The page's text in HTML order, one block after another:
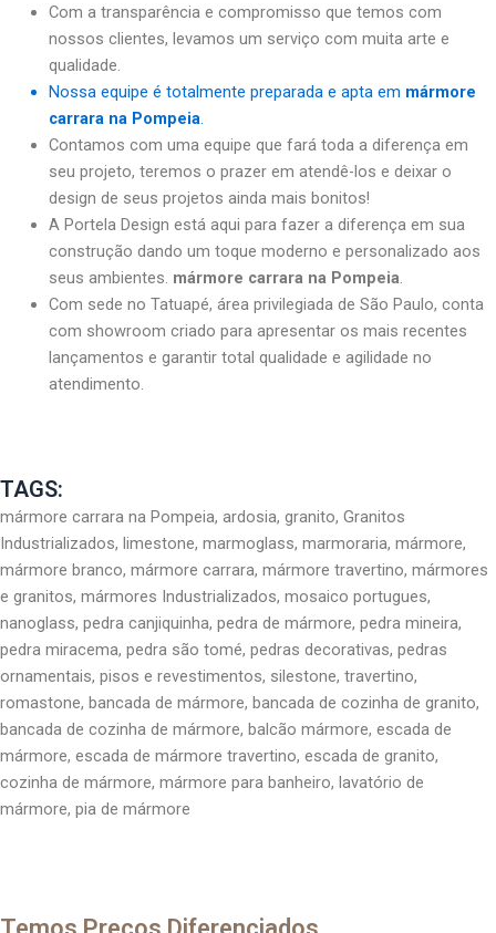
Com a transparência e compromisso que temos com
nossos clientes, levamos um serviço com muita arte e
qualidade.
Nossa equipe é totalmente preparada e apta em mármore
carrara na Pompeia.
Contamos com uma equipe que fará toda a diferença em
seu projeto, teremos o prazer em atendê-los e deixar o
design de seus projetos ainda mais bonitos!
A Portela Design está aqui para fazer a diferença em sua
construção dando um toque moderno e personalizado aos
seus ambientes. mármore carrara na Pompeia.
Com sede no Tatuapé, área privilegiada de São Paulo, conta
com showroom criado para apresentar os mais recentes
lançamentos e garantir total qualidade e agilidade no
atendimento.
TAGS:
mármore carrara na Pompeia, ardosia, granito, Granitos
Industrializados, limestone, marmoglass, marmoraria, mármore,
mármore branco, mármore carrara, mármore travertino, mármores
e granitos, mármores Industrializados, mosaico portugues,
nanoglass, pedra canjiquinha, pedra de mármore, pedra mineira,
pedra miracema, pedra são tomé, pedras decorativas, pedras
ornamentais, pisos e revestimentos, silestone, travertino,
romastone, bancada de mármore, bancada de cozinha de granito,
bancada de cozinha de mármore, balcão mármore, escada de
mármore, escada de mármore travertino, escada de granito,
cozinha de mármore, mármore para banheiro, lavatório de
mármore, pia de mármore
Temos Preços Diferenciados